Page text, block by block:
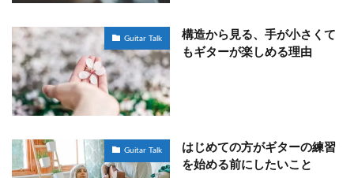
Guitar Talk
構造から見る、手が小さくて
もギターが楽しめる理由
Guitar Talk
はじめての方がギターの練習
を始める前にしたいこと